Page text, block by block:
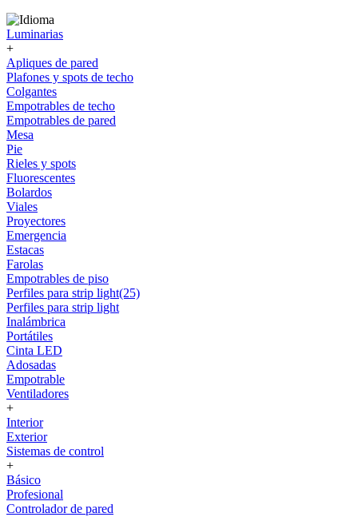
Luminarias
+
Apliques de pared
Plafones y spots de techo
Colgantes
Empotrables de techo
Empotrables de pared
Mesa
Pie
Rieles y spots
Fluorescentes
Bolardos
Viales
Proyectores
Emergencia
Estacas
Farolas
Empotrables de piso
Perfiles para strip light(25)
Perfiles para strip light
Inalámbrica
Portátiles
Cinta LED
Adosadas
Empotrable
Ventiladores
+
Interior
Exterior
Sistemas de control
+
Básico
Profesional
Controlador de pared